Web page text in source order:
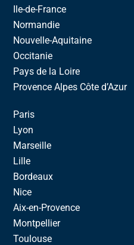
Ile-de-France
Normandie
Nouvelle-Aquitaine
Occitanie
Pays de la Loire
Provence Alpes Côte d’Azur
Paris
Lyon
Marseille
Lille
Bordeaux
Nice
Aix-en-Provence
Montpellier
Toulouse